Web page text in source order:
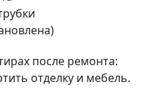
после ремонта:
отделку и мебель.